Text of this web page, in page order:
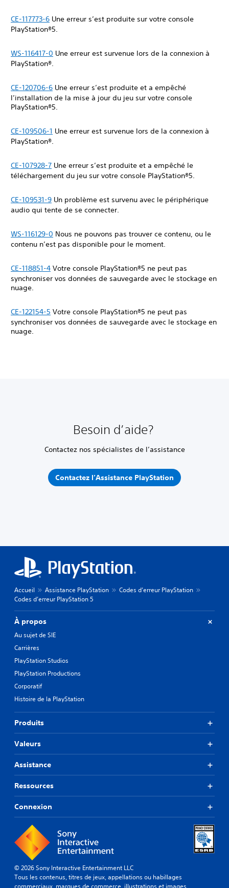
CE-117773-6 Une erreur s’est produite sur votre console
PlayStation®5.
WS-116417-0 Une erreur est survenue lors de la connexion à
PlayStation®.
CE-120706-6 Une erreur s’est produite et a empêché
l’installation de la mise à jour du jeu sur votre console
PlayStation®5.
CE-109506-1 Une erreur est survenue lors de la connexion à
PlayStation®.
CE-107928-7 Une erreur s’est produite et a empêché le
téléchargement du jeu sur votre console PlayStation®5.
CE-109531-9 Un problème est survenu avec le périphérique
audio qui tente de se connecter.
WS-116129-0 Nous ne pouvons pas trouver ce contenu, ou le
contenu n’est pas disponible pour le moment.
CE-118851-4 Votre console PlayStation®5 ne peut pas
synchroniser vos données de sauvegarde avec le stockage en
nuage.
CE-122154-5 Votre console PlayStation®5 ne peut pas
synchroniser vos données de sauvegarde avec le stockage en
nuage.
Besoin d’aide?
Contactez nos spécialistes de l’assistance
Contactez l’Assistance PlayStation
Accueil Assistance PlayStation
Codes d’erreur PlayStation
Codes d’erreur PlayStation 5
À propos
Au sujet de SIE
Carrières
PlayStation Studios
PlayStation Productions
Corporatif
Histoire de la PlayStation
Produits
Valeurs
Assistance
Ressources
Connexion
© 2026 Sony Interactive Entertainment LLC
Tous les contenus, titres de jeux, appellations ou habillages
commerciaux, marques de commerce, illustrations et images